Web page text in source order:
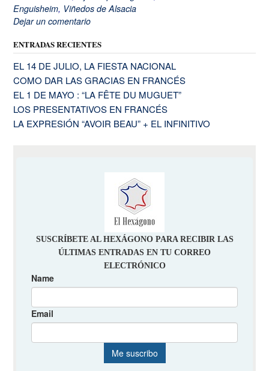
Enguisheim, Viñedos de Alsacia
Dejar un comentario
ENTRADAS RECIENTES
EL 14 DE JULIO, LA FIESTA NACIONAL
COMO DAR LAS GRACIAS EN FRANCÉS
EL 1 DE MAYO : “LA FÊTE DU MUGUET”
LOS PRESENTATIVOS EN FRANCÉS
LA EXPRESIÓN “AVOIR BEAU” + EL INFINITIVO